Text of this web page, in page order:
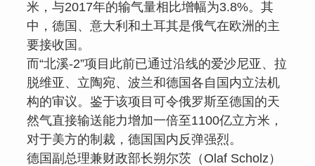
米，与2017年的输气量相比增幅为3.8%。其
中，德国、意大利和土耳其是俄气在欧洲的主
要接收国。
而“北溪-2”项目此前已通过沿线的爱沙尼亚、拉
脱维亚、立陶宛、波兰和德国各自国内立法机
构的审议。鉴于该项目可令俄罗斯至德国的天
然气直接输送能力增加一倍至1100亿立方米，
对于美方的制裁，德国国内反弹强烈。
德国副总理兼财政部长朔尔茨（Olaf Scholz）